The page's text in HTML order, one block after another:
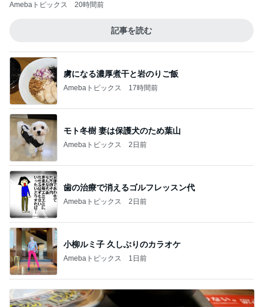
Amebaトピックス 20時間前
記事を読む
虜になる濃厚煮干と岩のりご飯
Amebaトピックス 17時間前
モト冬樹 妻は保護犬のため葉山
Amebaトピックス 2日前
歯の治療で消えるゴルフレッスン代
Amebaトピックス 2日前
小柳ルミ子 久しぶりのカラオケ
Amebaトピックス 1日前